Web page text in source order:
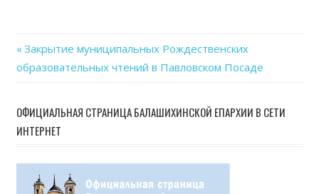
Навигация
записям
Previous
Post:
Закрытие муниципальных Рождественских
образовательных чтений в Павловском Посаде
ОФИЦИАЛЬНАЯ СТРАНИЦА БАЛАШИХИНСКОЙ ЕПАРХИИ В СЕТИ
ИНТЕРНЕТ